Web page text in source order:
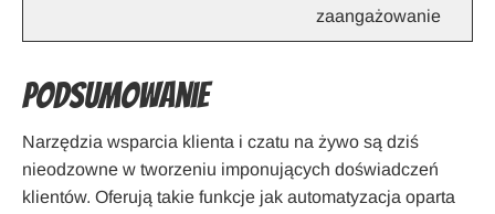
zaangażowanie
Podsumowanie
Narzędzia wsparcia klienta i czatu na żywo są dziś
nieodzowne w tworzeniu imponujących doświadczeń
klientów. Oferują takie funkcje jak automatyzacja oparta